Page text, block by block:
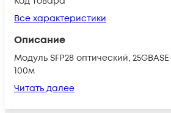
Все характеристики
Описание
Модуль SFP28 оптический,
100м
Читать далее